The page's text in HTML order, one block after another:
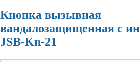
Кнопка вызывная
вандалозащищенная с
JSB-Kn-21